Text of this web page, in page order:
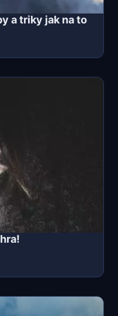
a triky jak na to